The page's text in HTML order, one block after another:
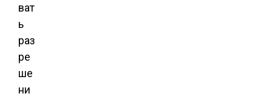
ват
ь
раз
ре
ше
ни